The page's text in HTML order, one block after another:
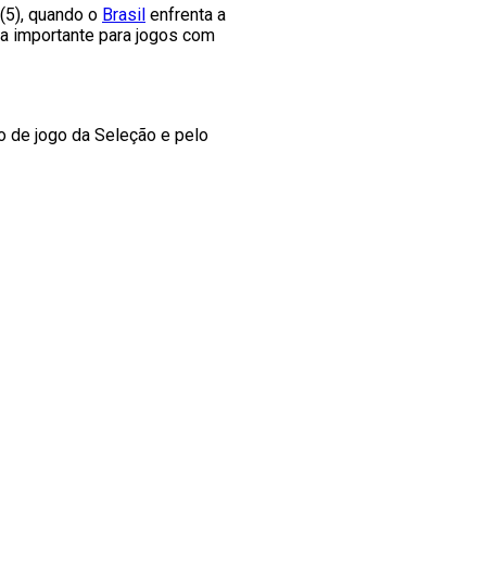
quando o Brasil enfrenta a
importante para jogos com
de jogo da Seleção e pelo